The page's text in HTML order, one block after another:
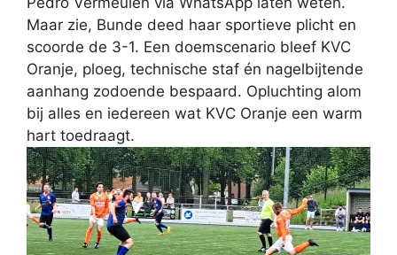
Maar zie, Bunde deed haar sportieve plicht en
scoorde de 3-1. Een doemscenario bleef KVC
Oranje, ploeg, technische staf én nagelbijtende
aanhang zodoende bespaard. Opluchting alom
bij alles en iedereen wat KVC Oranje een warm
hart toedraagt.